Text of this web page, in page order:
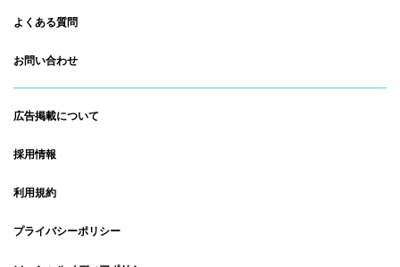
よくある質問
お問い合わせ
広告掲載について
採用情報
利用規約
プライバシーポリシー